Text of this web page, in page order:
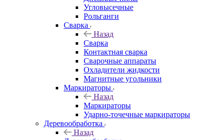
Угловысечные
Рольганги
Сварка
Назад
Сварка
Контактная сварка
Сварочные аппараты
Охладители жидкости
Магнитные угольники
Маркираторы
Назад
Маркираторы
Ударно-точечные маркираторы
Деревообработка
Назад